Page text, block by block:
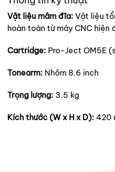
Vật liệu mâm đĩa: Vật liệu
hoàn toàn từ máy CNC hiện
Cartridge: Pro-Ject OM5E
Tonearm: Nhôm 8.6 inch
Trọng lượng: 3.5 kg
Kích thước (W x H x D): 420